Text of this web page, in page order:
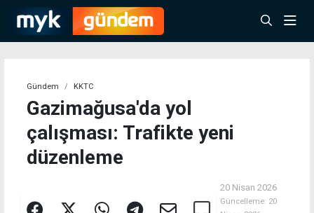
Gündem KKTC
Gazimağusa'da yol
çalışması: Trafikte yeni
düzenleme
20 Nisan 2026
Güncelleme: 20